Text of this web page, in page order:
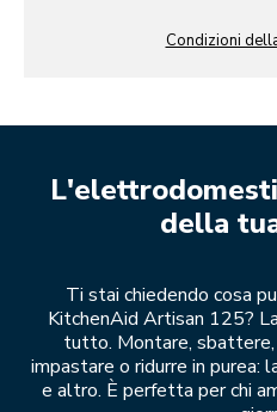
Condizioni
della
Ti stai chiedendo cosa
KitchenAid Artisan 125?
tutto. Montare, sbattere,
impastare o ridurre in
e altro. È perfetta per chi